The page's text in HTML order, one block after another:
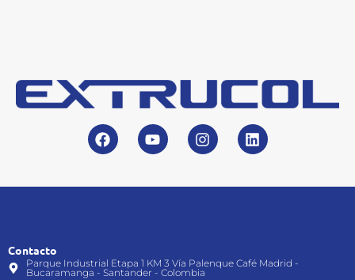
Contacto
Parque Industrial Etapa 1 KM 3 Vía Palenque Café Madrid -
Bucaramanga - Santander - Colombia